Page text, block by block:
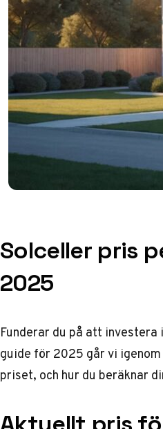
Solceller pris
2025
Funderar du på att
guide för 2025 går vi
priset, och hur du beräknar